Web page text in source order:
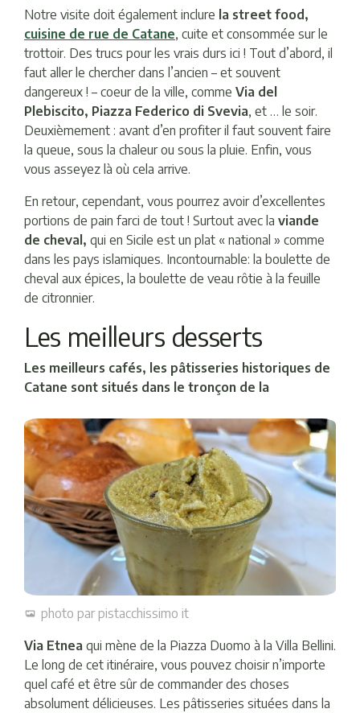
Notre visite doit également inclure la street food,
cuisine de rue de Catane, cuite et consommée sur le
trottoir. Des trucs pour les vrais durs ici ! Tout d’abord, il
faut aller le chercher dans l’ancien – et souvent
dangereux ! – coeur de la ville, comme Via del
Plebiscito, Piazza Federico di Svevia, et … le soir.
Deuxièmement : avant d’en profiter il faut souvent faire
la queue, sous la chaleur ou sous la pluie. Enfin, vous
vous asseyez là où cela arrive.
En retour, cependant, vous pourrez avoir d’excellentes
portions de pain farci de tout ! Surtout avec la viande
de cheval, qui en Sicile est un plat « national » comme
dans les pays islamiques. Incontournable: la boulette de
cheval aux épices, la boulette de veau rôtie à la feuille
de citronnier.
Les meilleurs desserts
Les meilleurs cafés, les pâtisseries historiques de
Catane sont situés dans le tronçon de la
photo par pistacchissimo it
Via Etnea qui mène de la Piazza Duomo à la Villa Bellini.
Le long de cet itinéraire, vous pouvez choisir n’importe
quel café et être sûr de commander des choses
absolument délicieuses. Les pâtisseries situées dans la